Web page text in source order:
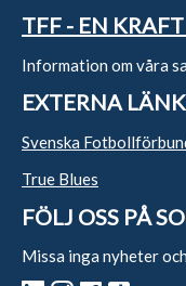
TFF - EN
Information om våra
EXTERNA
Svenska
True Blues
FÖLJ OSS PÅ
Missa inga nyheter